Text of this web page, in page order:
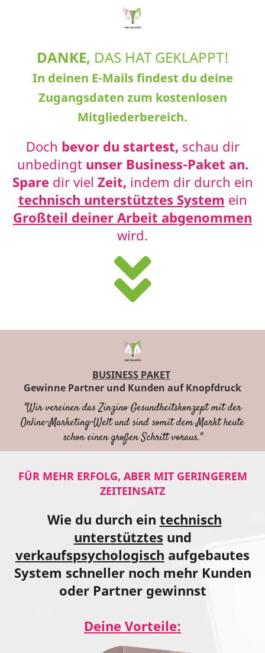
DANKE, DAS HAT GEKLAPPT!
In deinen E-Mails findest du deine
Zugangsdaten zum kostenlosen
Mitgliederbereich.
Doch bevor du startest, schau dir
unbedingtunser Business-Paket an.
Spare dir viel Zeit, indem dir durch ein
technisch unterstütztes System ein
Großteil deiner Arbeit abgenommen
wird.
BUSINESS PAKET
Gewinne Partner und Kunden auf Knopfdruck
"Wir vereinen das Zinzino Gesundheitskonzept mit der
Online-Marketing-Welt und sind somit dem Markt heute
schon einen großen Schritt voraus."
FÜR MEHR ERFOLG, ABER MIT GERINGEREM
ZEITEINSATZ
Wie du durch ein technisch
unterstütztes und
verkaufspsychologisch aufgebautes
System schneller noch mehr Kunden
oder Partner gewinnst
Deine Vorteile: